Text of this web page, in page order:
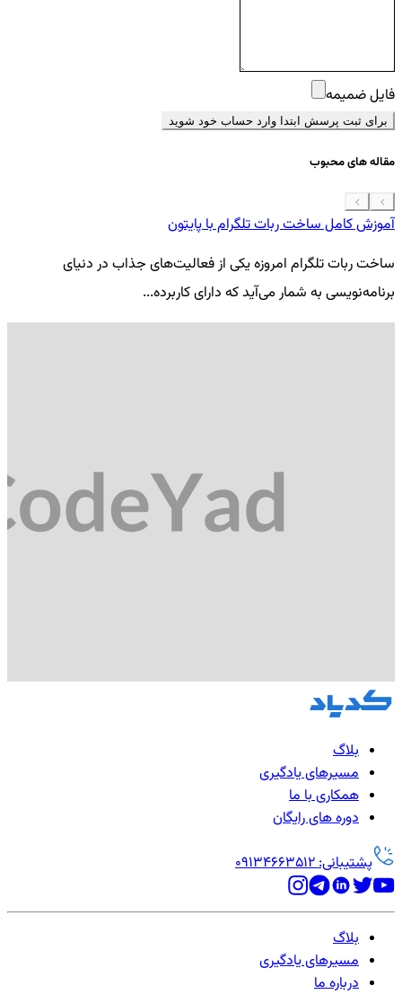
فایل ضمیمه
برای ثبت پرسش ابتدا وارد حساب خود شوید
مقاله های محبوب
آموزش کامل ساخت ربات تلگرام با پایتون
ساخت ربات تلگرام امروزه یکی از فعالیت‌های جذاب در دنیای
برنامه‌نویسی به شمار می‌آید که دارای کاربرده...
بلاگ
مسیرهای یادگیری
همکاری با ما
دوره های رایگان
پشتیبانی: 09134663512
بلاگ
مسیرهای یادگیری
درباره ما